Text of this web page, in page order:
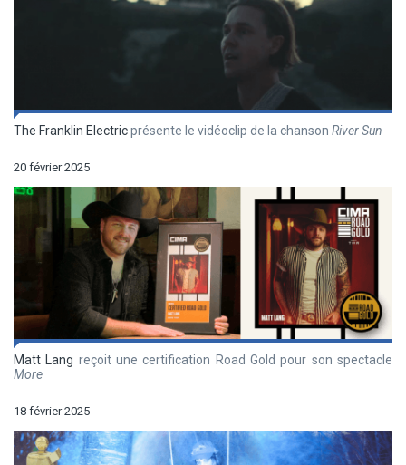
The Franklin Electricprésente le vidéoclip de la chanson River Sun
20 février 2025
Matt Lang reçoit une certification Road Gold pour son spectacle
More
18 février 2025